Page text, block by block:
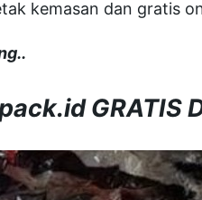
kemasan dan gratis
GRATIS